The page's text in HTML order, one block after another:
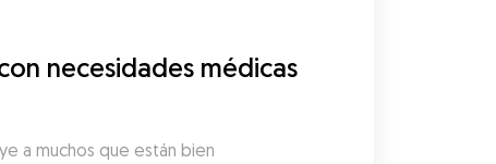
necesidades médicas
a muchos que están bien